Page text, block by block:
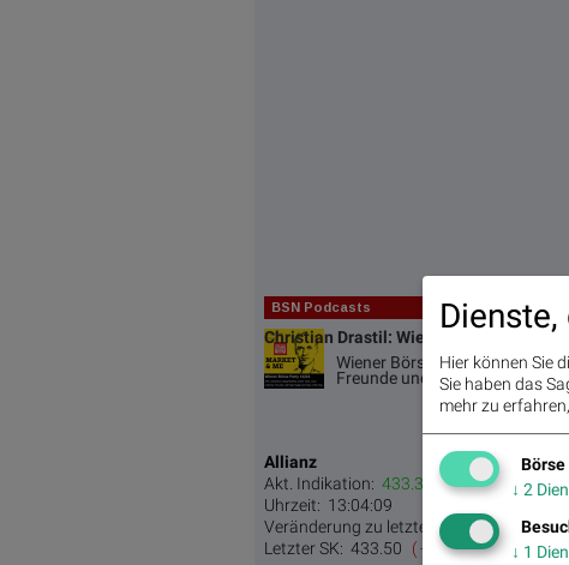
BSN Podcasts
Christian Drastil: Wiener Börse Plausch
Wiener Börse Party #1216:
Freunde und Rajiv Bajaj mein
Allianz
Akt. Indikation: 433.30 / 437.30
Uhrzeit: 13:04:09
Veränderung zu letztem SK:0.42%
Letzter SK: 433.50 ( -1.63%)
Hier können Sie
Sie haben das
mehr zu
↓ 2
↓ 1